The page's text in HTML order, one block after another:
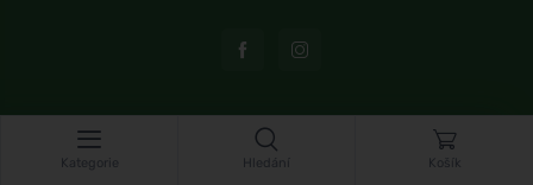
© Topshelf s.r.o. Všechna práva vyhrazena.
Kategorie Hledání Košík